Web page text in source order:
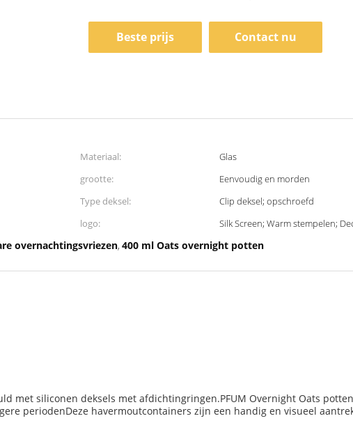
Beste prijs Contact nu
Materiaal:
Glas
grootte:
Eenvoudig en morden
Type deksel:
Clip deksel; opschroefd
logo:
Silk Screen; Warm stempelen;
overnachtingsvriezen, 400 ml Oats overnight potten
met siliconen deksels met afdichtingringen.PFUM Overnight Oats
periodenDeze havermoutcontainers zijn een handig en visueel